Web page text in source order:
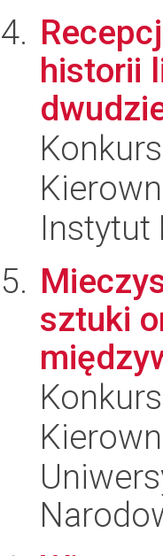
historii
Instytut
sztuki